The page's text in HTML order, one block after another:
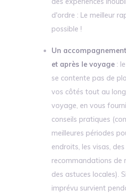
d'ordre : Le meilleur
possible !
Un
et après le voyage :
se contente pas de
vos côtés tout au
voyage, en vous
conseils pratiques
meilleures périodes
endroits, les visas, des
recommandations de
des astuces locales).
imprévu survient